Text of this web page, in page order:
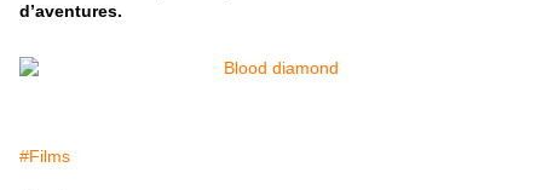
d’aventures.
#Films